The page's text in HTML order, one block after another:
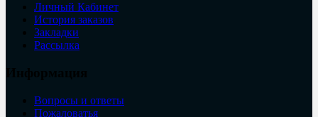
Личный Кабинет
История заказов
Закладки
Рассылка
Вопросы и ответы
Пожаловатья